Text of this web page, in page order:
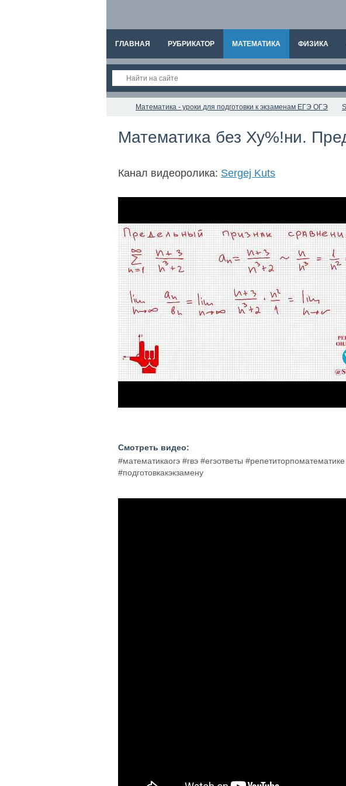
ГЛАВНАЯ РУБРИКАТОР МАТЕМАТИКА ФИЗИКА
Математика - уроки для подготовки к экзаменам ЕГЭ ОГЭ
Математика без Ху%!ни.
Канал видеоролика: Sergej Kuts
Смотреть видео:
#математикаогэ #гвэ #егэответы
#подготовкакэкзамену